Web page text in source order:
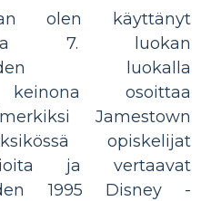
olen käyttänyt
7. luokan
luokalla
keinona osoittaa
Jamestown
opiskelijat
ja vertaavat
1995 Disney -